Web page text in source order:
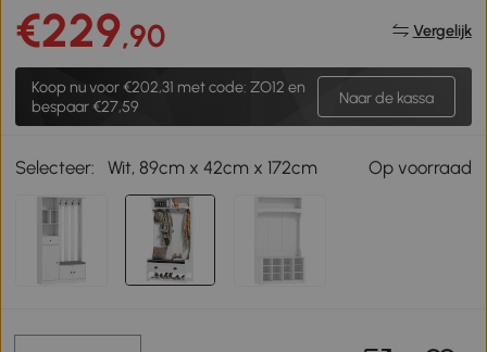
€229,90 Vergelijk
Koop nu voor €202,31 met code: ZO12 en
bespaar €27,59
Naar de kassa
Selecteer: Wit, 89cm x 42cm x 172cm Op voorraad